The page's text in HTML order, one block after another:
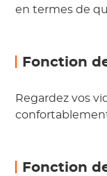
en termes de
Fonction
Regardez vos
Fonction